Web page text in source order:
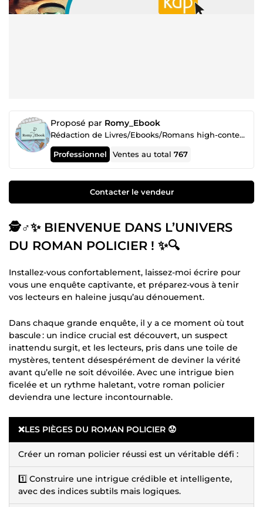
Proposé par Romy_Ebook
Rédaction de Livres/Ebooks/Romans high-content 🏆 Top n°1
Professionnel Ventes au total767
Contacter le vendeur
🕵️♂️✨ BIENVENUE DANS L’UNIVERS
DU ROMAN POLICIER ! ✨🔍
Installez-vous confortablement, laissez-moi écrire pour
vous une enquête captivante, et préparez-vous à tenir
vos lecteurs en haleine jusqu’au dénouement.
Dans chaque grande enquête, il y a ce moment où tout
bascule : un indice crucial est découvert, un suspect
inattendu surgit, et les lecteurs, pris dans une toile de
mystères, tentent désespérément de deviner la vérité
avant qu’elle ne soit dévoilée. Avec une intrigue bien
ficelée et un rythme haletant, votre roman policier
deviendra une lecture incontournable.
❌LES PIÈGES DU ROMAN POLICIER 😟
Créer un roman policier réussi est un véritable défi :
1️⃣ Construire une intrigue crédible et intelligente,
avec des indices subtils mais logiques.